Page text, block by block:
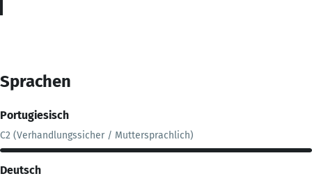
Sprachen
Portugiesisch
C2 (Verhandlungssicher / Muttersprachlich)
Deutsch